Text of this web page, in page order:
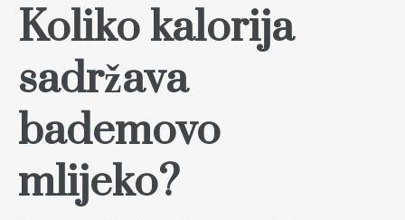
Koliko kalorija
sadržava
bademovo
mlijeko?